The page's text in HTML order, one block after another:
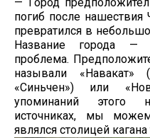
погиб после нашествия
превратился в
Название города —
проблема.
называли
«Синьчен») или
упоминаний этого
источниках, мы
являлся столицей